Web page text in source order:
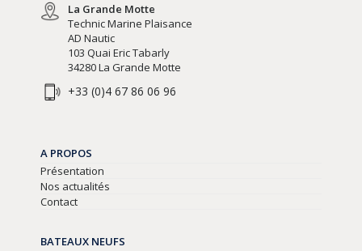
La Grande Motte
Technic Marine Plaisance
AD Nautic
103 Quai Eric Tabarly
34280 La Grande Motte
+33 (0)4 67 86 06 96
A PROPOS
Présentation
Nos actualités
Contact
BATEAUX NEUFS